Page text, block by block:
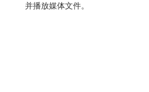
并播放媒体文件。